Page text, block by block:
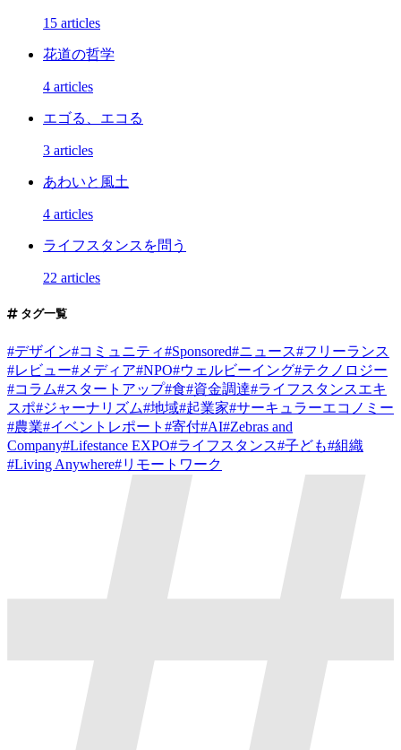
15 articles
花道の哲学
4 articles
エゴる、エコる
3 articles
あわいと風土
4 articles
ライフスタンスを問う
22 articles
タグ一覧
#デザイン#コミュニティ#Sponsored#ニュース#フリーランス
#レビュー# メディア#NPO#ウェルビーイング#テクノロジー
#コラム#スタートアップ#食#資金調達#ライフスタンスエキ
スポ#ジャーナリズム#地域#起業家#サーキュラーエコノミー
#農業#イベントレポート #寄付#AI#Zebras and
Company#Lifestance EXPO#ライフスタンス#子ども#組織
#Living Anywhere#リモートワーク